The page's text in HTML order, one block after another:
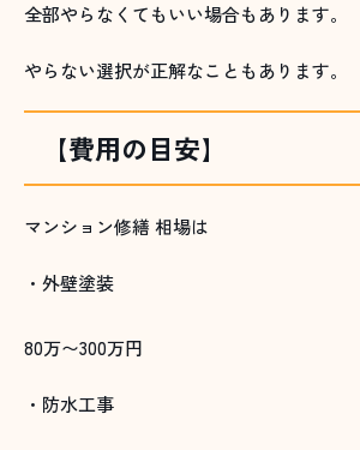
全部やらなくてもいい場合もあります。
やらない選択が正解なこともあります。
【費用の目安】
マンション修繕 相場は
・外壁塗装
80万〜300万円
・防水工事